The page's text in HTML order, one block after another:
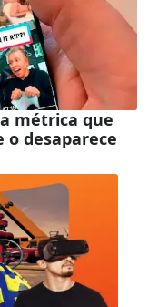
métrica que
desaparece